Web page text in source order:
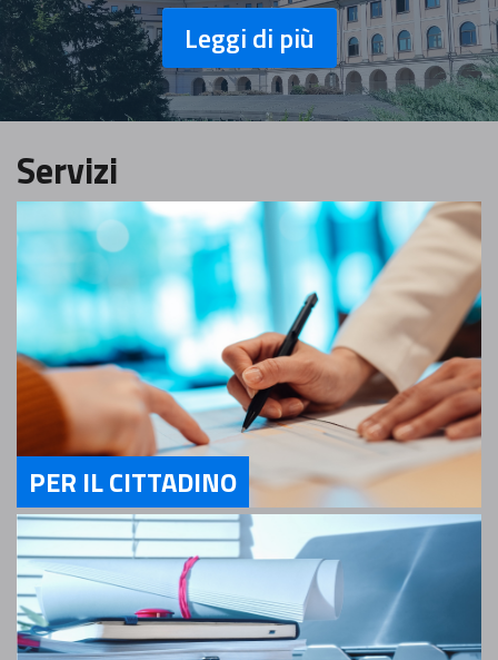
Leggi di più
Servizi
Servizi Per il Cittadino
PER IL CITTADINO